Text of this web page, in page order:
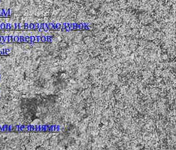
и воздуходувок
лезвиями